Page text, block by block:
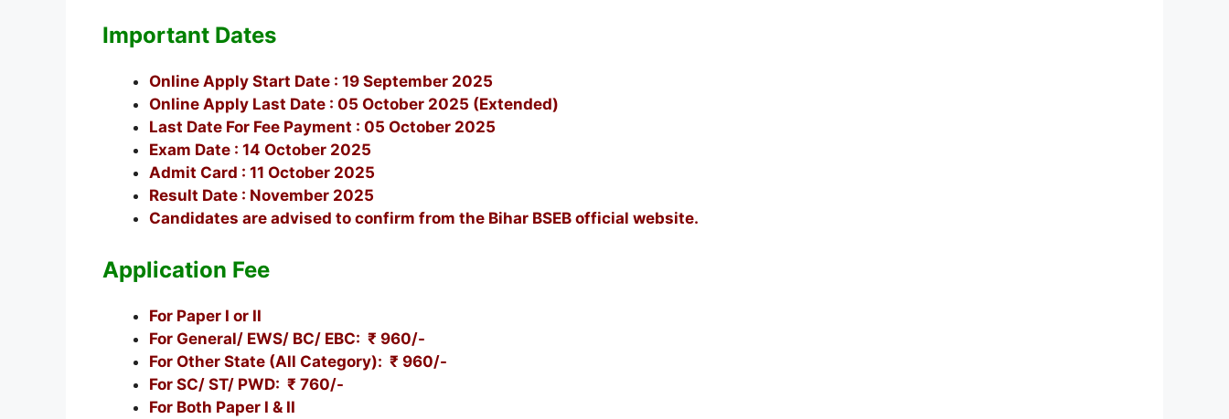
Important Dates
Online Apply Start Date : 19 September 2025
Online Apply Last Date : 05 October 2025 (Extended)
Last Date For Fee Payment : 05 October 2025
Exam Date : 14 October 2025
Admit Card : 11 October 2025
Result Date : November 2025
Candidates are advised to confirm from the Bihar BSEB official website.
Application Fee
For Paper I or II
For General/ EWS/ BC/ EBC: ₹ 960/-
For Other State (All Category): ₹ 960/-
For SC/ ST/ PWD: ₹ 760/-
For Both Paper I & II